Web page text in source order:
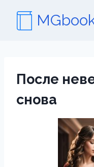
содержимому
После
снова